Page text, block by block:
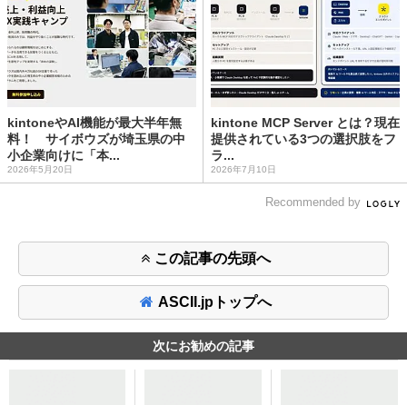
kintoneやAI機能が最大半年無
料！ サイボウズが埼玉県の中
小企業向けに「本...
2026年5月20日
kintone MCP Server とは？現在
提供されている3つの選択肢をフ
ラ...
2026年7月10日
Recommended by
この記事の先頭へ
ASCII.jpトップへ
次にお勧めの記事